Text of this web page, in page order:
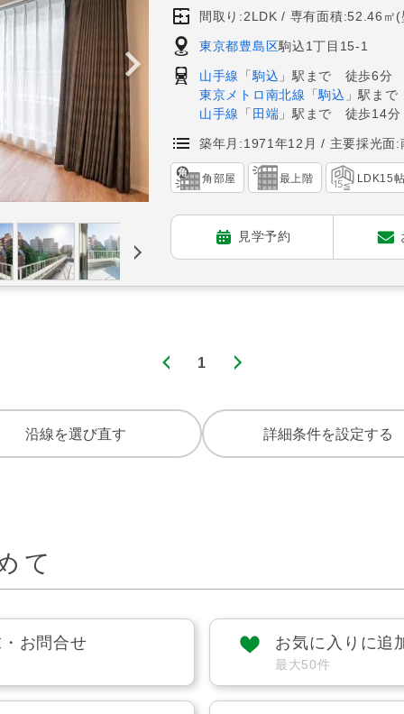
間取り:2LDK 専有面積:52.46㎡(
東京都豊島区駒込1丁目15-1
山手線 「 駒込 」駅まで 徒歩6分
東京メトロ南北線
「駒込 」駅ま
山手線
「 田端 」駅まで 徒歩14分
築年月:1971年12月 主要採光面:
角部屋 最上階 LDK15
見学予約
1
沿線を選び直す 詳細条件を設定する
て
お問合せ お気に入りに追
最大50件